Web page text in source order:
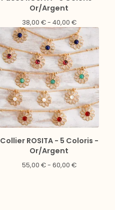
Or/Argent
38,00 €- 40,00 €
Collier ROSITA - 5 Coloris -
Or/Argent
55,00 €- 60,00 €